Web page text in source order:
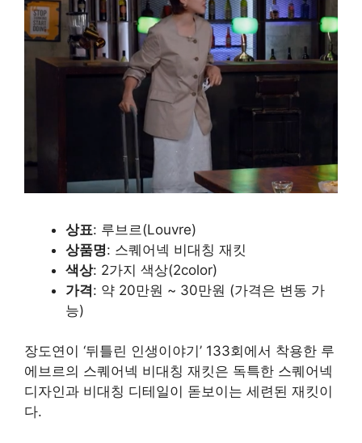
상표: 루브르(Louvre)
상품명: 스퀘어넥 비대칭 재킷
색상: 2가지 색상(2color)
가격: 약 20만원 ~ 30만원 (가격은 변동 가
능)
장도연이 ‘뒤틀린 인생이야기’ 133회에서 착용한 루
에브르의 스퀘어넥 비대칭 재킷은 독특한 스퀘어넥
디자인과 비대칭 디테일이 돋보이는 세련된 재킷이
다.